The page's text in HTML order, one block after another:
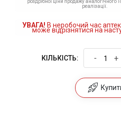
роздрібної ціни продажу аналогічного
реалізації.
УВАГА! В неробочий час
може відрізнятися на
КІЛЬКІСТЬ: - +